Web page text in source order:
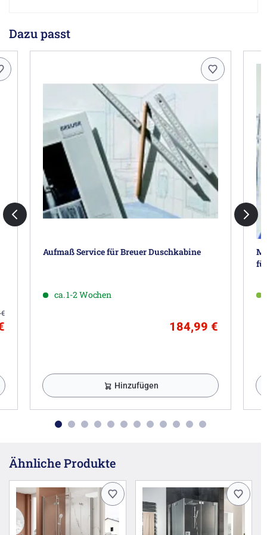
Dazu passt
€
Aufmaß Service für Breuer Duschkabine
ca. 1-2 Wochen
184,99 €
Hinzufügen
Ähnliche Produkte